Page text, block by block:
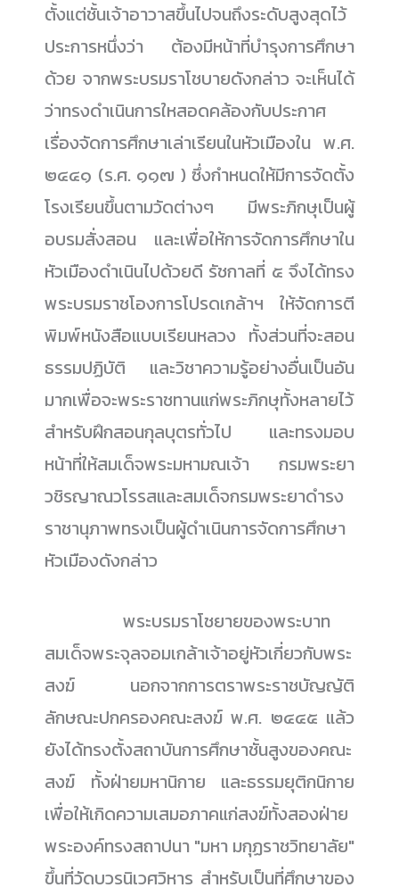
ตั้งแต่ชั้นเจ้าอาวาสขึ้นไปจนถึงระดับสูงสุดไว้
ประการหนึ่งว่า ต้องมีหน้าที่บำรุงการศึกษา
ด้วย จากพระบรมราโชบายดังกล่าว จะเห็นได้
ว่าทรงดำเนินการใหสอดคล้องกับประกาศ
เรื่องจัดการศึกษาเล่าเรียนในหัวเมืองใน พ.ศ.
๒๔๔๑ (ร.ศ. ๑๑๗ ) ซึ่งกำหนดให้มีการจัดตั้ง
โรงเรียนขึ้นตามวัดต่างๆ มีพระภิกษุเป็นผู้
อบรมสั่งสอน และเพื่อให้การจัดการศึกษาใน
หัวเมืองดำเนินไปด้วยดี รัชกาลที่ ๕ จึงได้ทรง
พระบรมราชโองการโปรดเกล้าฯ ให้จัดการตี
พิมพ์หนังสือแบบเรียนหลวง ทั้งส่วนที่จะสอน
ธรรมปฏิบัติ และวิชาความรู้อย่างอื่นเป็นอัน
มากเพื่อจะพระราชทานแก่พระภิกษุทั้งหลายไว้
สำหรับฝึกสอนกุลบุตรทั่วไป และทรงมอบ
หน้าที่ให้สมเด็จพระมหามณเจ้า กรมพระยา
วชิรญาณวโรรสและสมเด็จกรมพระยาดำรง
ราชานุภาพทรงเป็นผู้ดำเนินการจัดการศึกษา
หัวเมืองดังกล่าว
พระบรมราโชยายของพระบาท
สมเด็จพระจุลจอมเกล้าเจ้าอยู่หัวเกี่ยวกับพระ
สงฆ์ นอกจากการตราพระราชบัญญัติ
ลักษณะปกครองคณะสงฆ์ พ.ศ. ๒๔๔๕ แล้ว
ยังได้ทรงตั้งสถาบันการศึกษาชั้นสูงของคณะ
สงฆ์ ทั้งฝ่ายมหานิกาย และธรรมยุติกนิกาย
เพื่อให้เกิดความเสมอภาคแก่สงฆ์ทั้งสองฝ่าย
พระองค์ทรงสถาปนา "มหา มกุฏราชวิทยาลัย"
ขึ้นที่วัดบวรนิเวศวิหาร สำหรับเป็นที่ศึกษาของ